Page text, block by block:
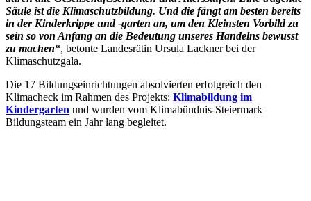
Säule ist die Klimaschutzbildung. Und die fängt am besten bereits
in der Kinderkrippe und -garten an, um den Kleinsten Vorbild zu
sein so von Anfang an die Bedeutung unseres Handelns bewusst
zu machen“, betonte Landesrätin Ursula Lackner bei der
Klimaschutzgala.
Die 17 Bildungseinrichtungen absolvierten erfolgreich den
Klimacheck im Rahmen des Projekts: Klimabildung im
Kindergarten und wurden vom Klimabündnis-Steiermark
Bildungsteam ein Jahr lang begleitet.